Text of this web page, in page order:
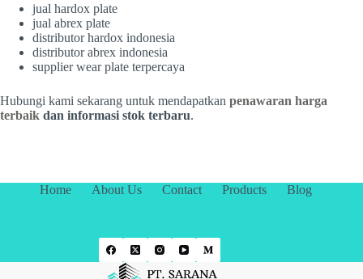
jual hardox plate
jual abrex plate
distributor hardox indonesia
distributor abrex indonesia
supplier wear plate terpercaya
Hubungi kami sekarang untuk mendapatkan penawaran harga
terbaik dan informasi stok terbaru.
Home About Us Contact Products Blog